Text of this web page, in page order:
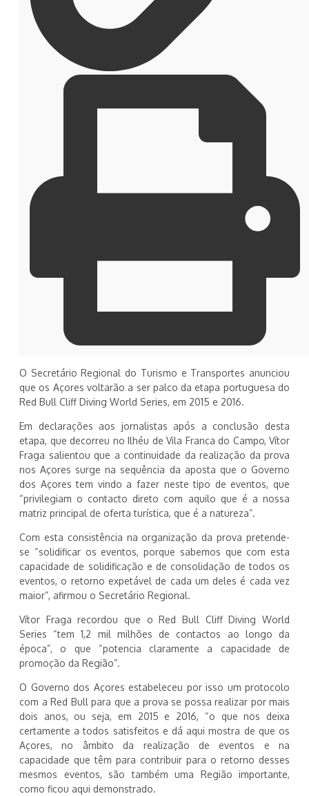
O Secretário Regional do Turismo e Transportes anunciou
que os Açores voltarão a ser palco da etapa portuguesa do
Red Bull Cliff Diving World Series, em 2015 e 2016.
Em declarações aos jornalistas após a conclusão desta
etapa, que decorreu no Ilhéu de Vila Franca do Campo, Vítor
Fraga salientou que a continuidade da realização da prova
nos Açores surge na sequência da aposta que o Governo
dos Açores tem vindo a fazer neste tipo de eventos, que
“privilegiam o contacto direto com aquilo que é a nossa
matriz principal de oferta turística, que é a natureza”.
Com esta consistência na organização da prova pretende-
se “solidificar os eventos, porque sabemos que com esta
capacidade de solidificação e de consolidação de todos os
eventos, o retorno expetável de cada um deles é cada vez
maior”, afirmou o Secretário Regional.
Vítor Fraga recordou que o Red Bull Cliff Diving World
Series “tem 1,2 mil milhões de contactos ao longo da
época”, o que “potencia claramente a capacidade de
promoção da Região”.
O Governo dos Açores estabeleceu por isso um protocolo
com a Red Bull para que a prova se possa realizar por mais
dois anos, ou seja, em 2015 e 2016, “o que nos deixa
certamente a todos satisfeitos e dá aqui mostra de que os
Açores, no âmbito da realização de eventos e na
capacidade que têm para contribuir para o retorno desses
mesmos eventos, são também uma Região importante,
como ficou aqui demonstrado.